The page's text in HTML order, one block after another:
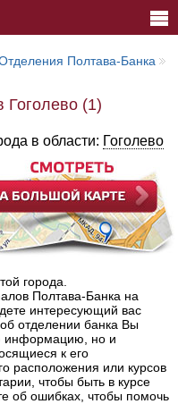
Полтава-Банка
(1)
в области: Гоголево
города.
Полтава-Банка на
интересующий вас
отделении банка Вы
информацию, но и
к его
расположения или курсов
чтобы быть в курсе
об ошибках, чтобы помочь